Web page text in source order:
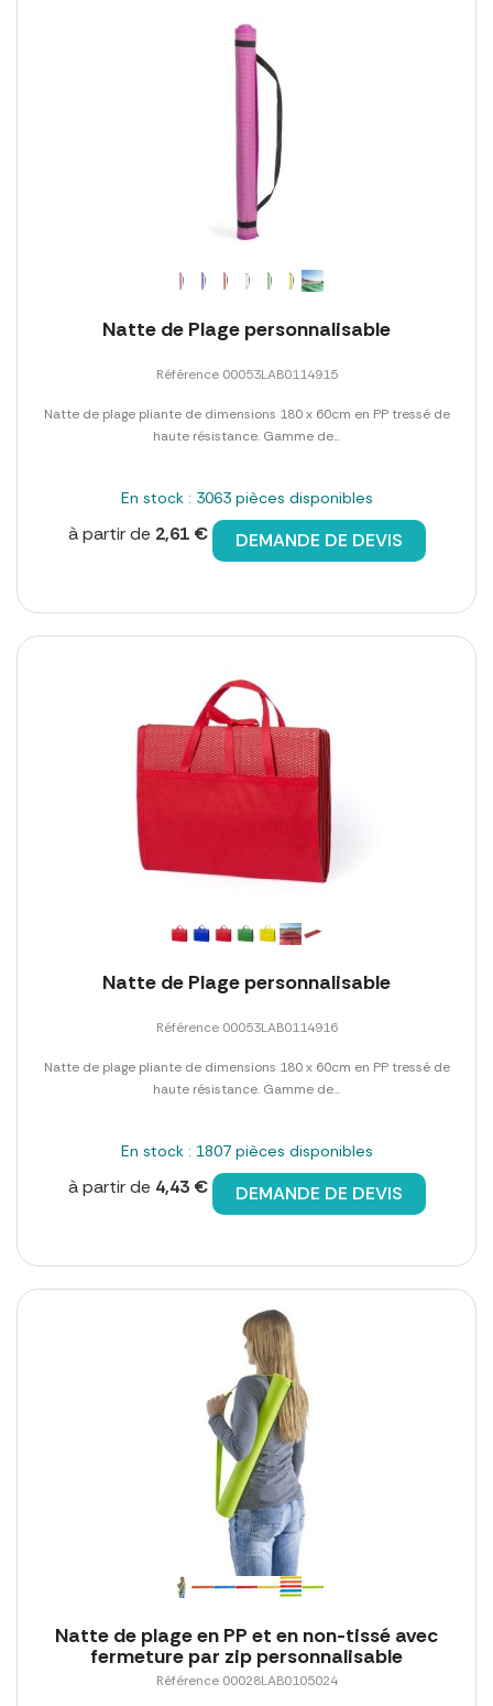
Natte de Plage personnalisable
Référence 00053LAB0114915
Natte de plage pliante de dimensions 180 x 60cm en PP tressé de
haute résistance. Gamme de...
En stock : 3063 pièces disponibles
à partir de 2,61 € DEMANDE DE DEVIS
Natte de Plage personnalisable
Référence 00053LAB0114916
Natte de plage pliante de dimensions 180 x 60cm en PP tressé de
haute résistance. Gamme de...
En stock : 1807 pièces disponibles
à partir de 4,43 € DEMANDE DE DEVIS
Natte de plage en PP et en non-tissé avec
fermeture par zip personnalisable
Référence 00028LAB0105024